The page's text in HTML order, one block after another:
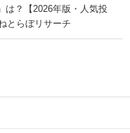
は？【2026年版・人気投
とらぼリサーチ